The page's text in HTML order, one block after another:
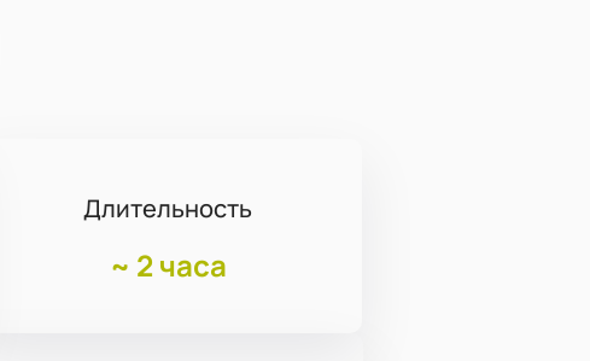
Длительность
~ 2 часа